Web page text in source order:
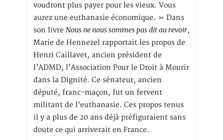
voudront plus payer pour les vieux. Vous
aurez une euthanasie économique. » Dans
son livre Nous ne nous sommes pas dit au revoir,
Marie de Hennezel rapportait les propos de
Henri Caillavet, ancien président de
l’ADMD, l’Association Pour le Droit à Mourir
dans la Dignité. Ce sénateur, ancien
député, franc-maçon, fut un fervent
militant de l’euthanasie. Ces propos tenus
il y a plus de 20 ans déjà préfiguraient sans
doute ce qui arriverait en France.